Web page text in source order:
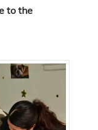
to the